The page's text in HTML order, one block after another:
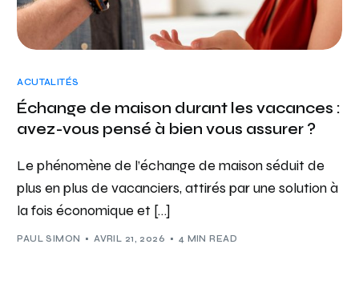
ACUTALITÉS
Échange de maison durant les vacances :
avez-vous pensé à bien vous assurer ?
Le phénomène de l’échange de maison séduit de
plus en plus de vacanciers, attirés par une solution à
la fois économique et […]
PAUL SIMON AVRIL 21, 2026 4 MIN READ